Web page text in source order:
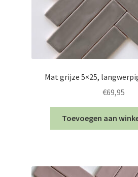
Mat grijze 5×25,
€69,95
Toevoegen aan